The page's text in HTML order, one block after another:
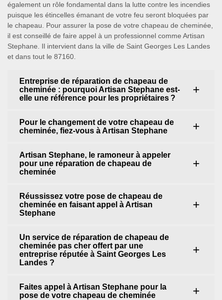
également un rôle fondamental dans la lutte contre les incendies
puisque les étincelles émanant de votre feu seront bloquées par
le chapeau. Pour assurer la pose de votre chapeau de cheminée,
il est conseillé de faire appel à un professionnel comme Artisan
Stephane. Il intervient dans la ville de Saint Georges Les Landes
et dans tout le 87160.
Entreprise de réparation de chapeau de
cheminée : pourquoi Artisan Stephane est-
elle une référence pour les propriétaires ?
Pour le changement de votre chapeau de
cheminée, fiez-vous à Artisan Stephane
Artisan Stephane, le ramoneur à appeler
pour une réparation de chapeau de
cheminée
Réussissez votre pose de chapeau de
cheminée en faisant appel à Artisan
Stephane
Un service de réparation de chapeau de
cheminée pas cher offert par une
entreprise réputée à Saint Georges Les
Landes ?
Faites appel à Artisan Stephane pour la
pose de votre chapeau de cheminée